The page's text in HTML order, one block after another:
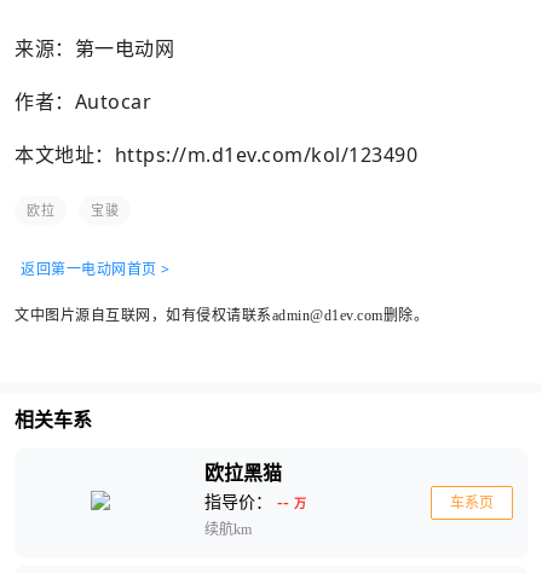
来源：第一电动网
作者：Autocar
本文地址： https://m.d1ev.com/kol/123490
欧拉 宝骏
返回第一电动网首页 >
文中图片源自互联网，如有侵权请联系admin@d1ev.com删除。
相关车系
欧拉黑猫
指导价： -- 万
续航km
车系页